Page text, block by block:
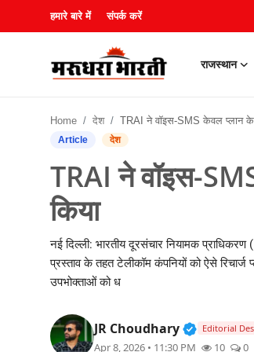
हमारे बारे में संपर्क करें
राजस्थान
Home देश TRAI ने वॉइस-SMS केवल प्लान के लिए नया ड्राफ्ट
Article देश
TRAI ने वॉइस-
किया
नई दिल्ली: भारतीय दूरसंचार नियामक
प्रस्ताव के तहत टेलीकॉम कंपनियों को ऐसे
उपभोक्ताओं को ध
JR Choudhary Verified
Editorial
Apr 8, 2026 • 11:30 PM 10 0